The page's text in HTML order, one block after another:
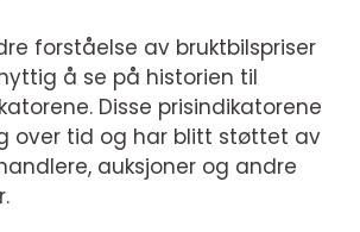
forståelse av bruktbilspriser
å se på historien til
Disse prisindikatorene
over tid og har blitt støttet av
auksjoner og andre